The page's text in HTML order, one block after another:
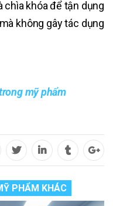
chìa khóa để tận dụng
không gây tác dụng
mỹ phẩm
PHẨM KHÁC